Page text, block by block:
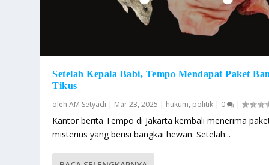
Setelah Kepala Babi, Tempo Mendapat Paket
Tikus
olehAM Setyadi | Mar 23, 2025 | hukum, politik | 0 |
Kantor berita Tempo di Jakarta kembali menerima
misterius yang berisi bangkai hewan. Setelah...